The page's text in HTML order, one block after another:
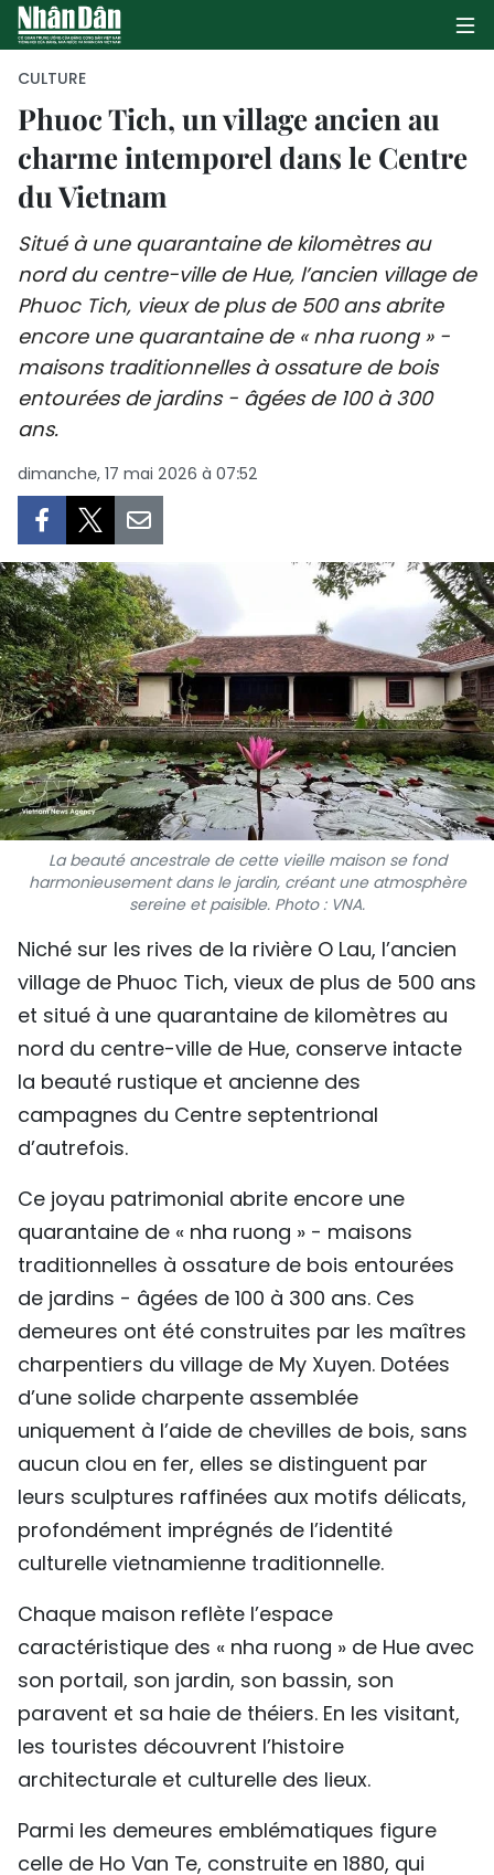
PAGE D'ACCUEIL
ÉCONOMIE
SOCIÉTÉ
CULTURE
TOURISME
ENVIRONNEMENT
FRANCOPHONIE
PAYS NATAL
INTERNATIONAL
MÉGASTORIE
INFOGRAPHIE
PHOTO
VIDÉO
À PROPOS DU "PEUPLE"
TIẾNG VIỆT
ENGLISH
中文
ESPAÑOL
CULTURE
Phuoc Tich, un village ancien au
charme intemporel dans le Centre
du Vietnam
Situé à une quarantaine de kilomètres au
nord du centre-ville de Hue, l’ancien village de
Phuoc Tich, vieux de plus de 500 ans abrite
encore une quarantaine de « nha ruong » -
maisons traditionnelles à ossature de bois
entourées de jardins - âgées de 100 à 300
ans.
dimanche, 17 mai 2026 à 07:52
La beauté ancestrale de cette vieille maison se fond
harmonieusement dans le jardin, créant une atmosphère
sereine et paisible. Photo : VNA.
Niché sur les rives de la rivière O Lau, l’ancien
village de Phuoc Tich, vieux de plus de 500 ans
et situé à une quarantaine de kilomètres au
nord du centre-ville de Hue, conserve intacte
la beauté rustique et ancienne des
campagnes du Centre septentrional
d’autrefois.
Ce joyau patrimonial abrite encore une
quarantaine de « nha ruong » - maisons
traditionnelles à ossature de bois entourées
de jardins - âgées de 100 à 300 ans. Ces
demeures ont été construites par les maîtres
charpentiers du village de My Xuyen. Dotées
d’une solide charpente assemblée
uniquement à l’aide de chevilles de bois, sans
aucun clou en fer, elles se distinguent par
leurs sculptures raffinées aux motifs délicats,
profondément imprégnés de l’identité
culturelle vietnamienne traditionnelle.
Chaque maison reflète l’espace
caractéristique des « nha ruong » de Hue avec
son portail, son jardin, son bassin, son
paravent et sa haie de théiers. En les visitant,
les touristes découvrent l’histoire
architecturale et culturelle des lieux.
Parmi les demeures emblématiques figure
celle de Ho Van Te, construite en 1880, qui